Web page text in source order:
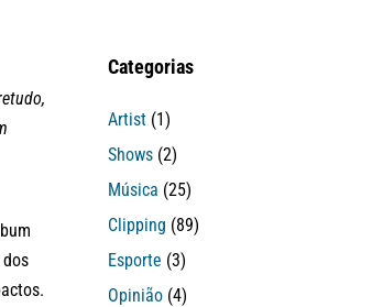
Categorias
Artist (1)
Shows (2)
Música (25)
Clipping (89)
Esporte (3)
Opinião (4)